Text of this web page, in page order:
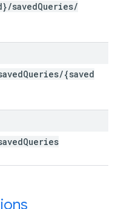
/savedQueries/
Queries/{saved
Queries